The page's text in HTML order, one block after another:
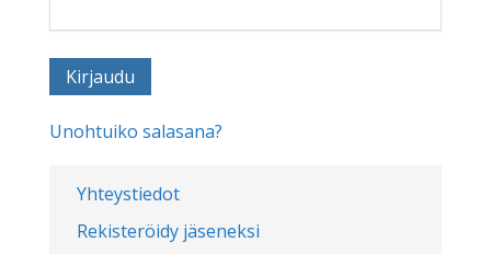
Yhteystiedot
Rekisteröidy jäseneksi
Unohtuiko salasana?